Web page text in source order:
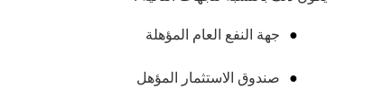
جهة النفع العام المؤهلة
صندوق الاستثمار المؤهل